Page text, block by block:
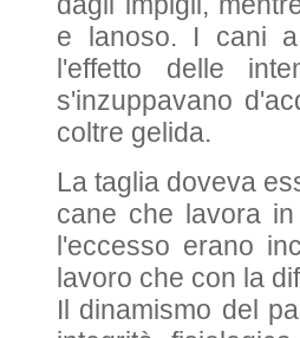
e lanoso. I cani
l'effetto delle
s'inzuppavano
coltre gelida.
La taglia doveva
cane che lavora
l'eccesso erano
lavoro che con la
Il dinamismo del